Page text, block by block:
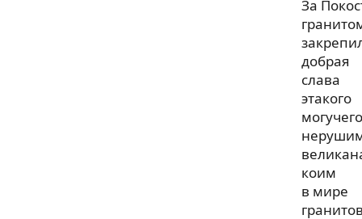
За
добрая
слава
этакого
могучего
коим
в мире